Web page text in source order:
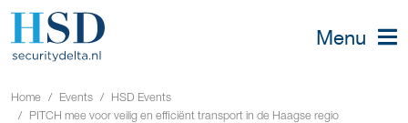
Menu
Home Events
HSD Events
PITCH mee voor veilig en efficiënt transport in de Haagse regio